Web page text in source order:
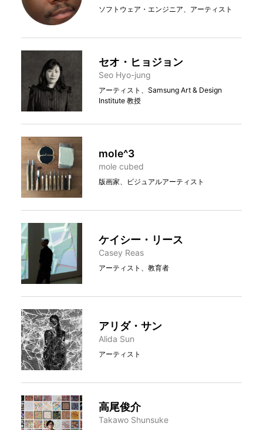
ソフトウェア・エンジニア、アーティスト
セオ・ヒョジョン
Seo Hyo-jung
アーティスト、Samsung Art & Design
Institute 教授
mole^3
mole cubed
版画家、ビジュアルアーティスト
ケイシー・リース
Casey Reas
アーティスト、教育者
アリダ・サン
Alida Sun
アーティスト
高尾俊介
Takawo Shunsuke